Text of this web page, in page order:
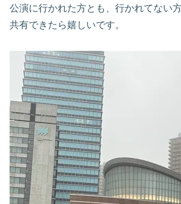
公演に行かれた方とも、行かれてない
共有できたら嬉しいです。